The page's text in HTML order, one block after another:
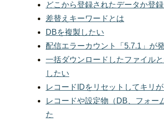
どこから登録されたデータか登
差替えキーワードとは
DBを複製したい
配信エラーカウント「5.7.1」が
一括ダウンロードしたファイル
したい
レコードIDをリセットしてキリ
レコードや設定物（DB、フォー
た